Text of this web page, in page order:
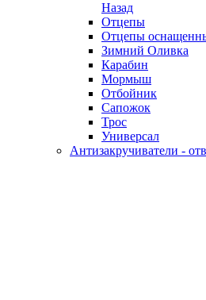
Назад
Отцепы
Отцепы
Зимний Оливка
Карабин
Мормыш
Отбойник
Сапожок
Трос
Универсал
Антизакручиватели -